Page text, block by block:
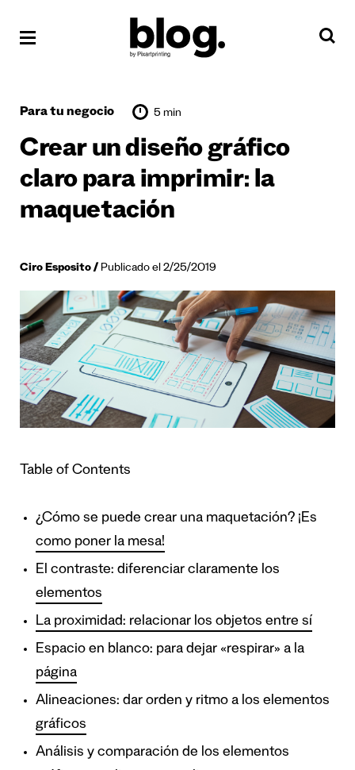
Para tu negocio 5 min
Crear un diseño gráfico
claro para imprimir: la
maquetación
Ciro Esposito Publicado el 2/25/2019
Table of Contents
¿Cómo se puede crear una maquetación? ¡Es
como poner la mesa!
El contraste: diferenciar claramente los
elementos
La proximidad: relacionar los objetos entre sí
Espacio en blanco: para dejar «respirar» a la
página
Alineaciones: dar orden y ritmo a los elementos
gráficos
Análisis y comparación de los elementos